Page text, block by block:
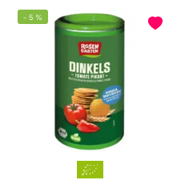
- 5 %